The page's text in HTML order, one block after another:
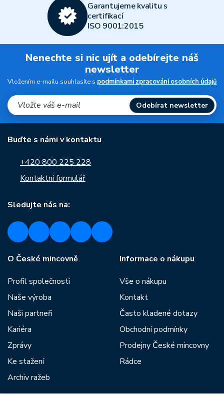
Garantujeme kvalitu s
certifikací
ISO 9001:2015
Nenechte si nic ujít a odebírejte náš
newsletter
Vložením e-mailu souhlasíte s podmínkami zpracování osobních údajů
Odebírat newsletter
Buďte s námi v kontaktu
+420 800 225 228
Kontaktní formulář
Sledujte nás na:
O České mincovně
Profil společnosti
Naše výroba
Naši partneři
Kariéra
Zprávy
Ke stažení
Archiv ražeb
Informace o nákupu
Vše o nákupu
Kontakt
Často kladené dotazy
Obchodní podmínky
Prodejny České mincovny
Rádce